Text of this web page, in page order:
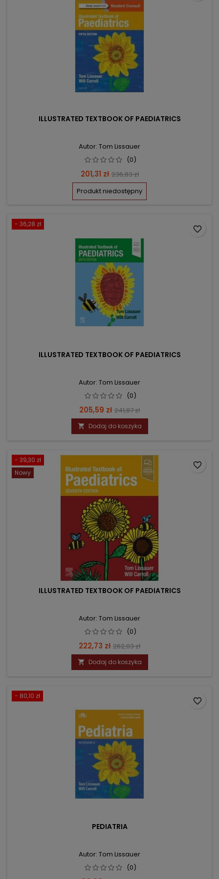
ILLUSTRATED TEXTBOOK OF PAEDIATRICS
Autor: Tom Lissauer
(0)
Cena
201,31 zł Cena
podstawowa
236,83 zł
Produkt niedostępny
- 36,28 zł
ILLUSTRATED TEXTBOOK OF PAEDIATRICS
Autor: Tom Lissauer
(0)
Cena
205,59 zł Cena
podstawowa
241,87 zł
 Dodaj do koszyka
favorite_border
- 39,30 zł
Nowy
ILLUSTRATED TEXTBOOK OF PAEDIATRICS
Autor: Tom Lissauer
(0)
Cena
222,73 zł Cena
podstawowa
262,03 zł
 Dodaj do koszyka
favorite_border
- 80,10 zł
PEDIATRIA
Autor: Tom Lissauer
(0)
favorite_border